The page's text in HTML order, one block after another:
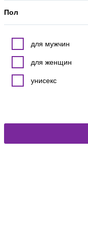
Пол
для мужчин
для женщин
унисекс